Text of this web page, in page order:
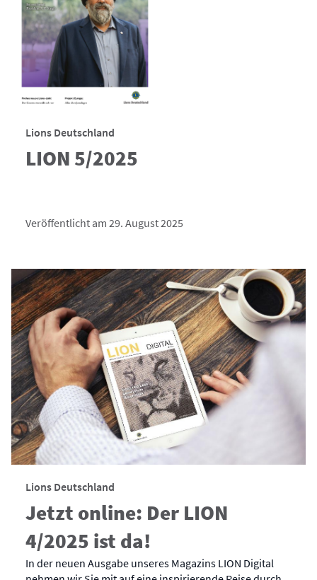
Lions Deutschland
LION 5/2025
Veröffentlicht am 29. August 2025
Lions Deutschland
Jetzt online: Der LION
4/2025 ist da!
In der neuen Ausgabe unseres Magazins LION Digital